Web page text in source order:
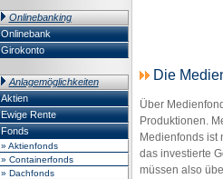
Onlinebanking
Onlinebank
Girokonto
Anlagemöglichkeiten
Aktien
Ewige Rente
Fonds
» Aktienfonds
» Containerfonds
» Dachfonds
Die
Über
Produktionen.
Medienfonds ist
das investierte
müssen also